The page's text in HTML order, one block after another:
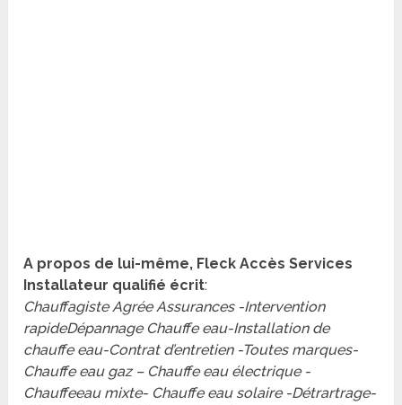
A propos de lui-même, Fleck Accès Services
Installateur qualifié écrit:
Chauffagiste Agrée Assurances -Intervention
rapideDépannage Chauffe eau-Installation de
chauffe eau-Contrat d’entretien -Toutes marques-
Chauffe eau gaz – Chauffe eau électrique -
Chauffeeau mixte- Chauffe eau solaire -Détrartrage-